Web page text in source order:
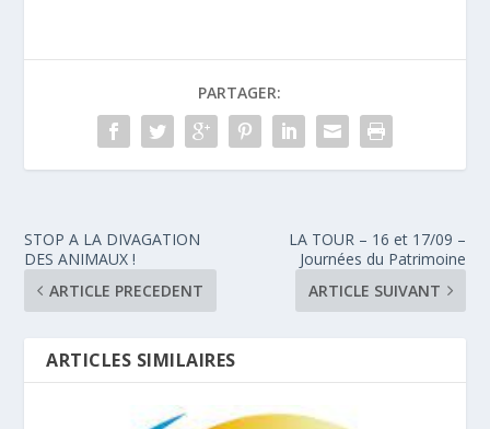
PARTAGER:
STOP A LA DIVAGATION
DES ANIMAUX !
ARTICLE PRECEDENT
LA TOUR – 16 et 17/09 –
Journées du Patrimoine
ARTICLE SUIVANT
ARTICLES SIMILAIRES